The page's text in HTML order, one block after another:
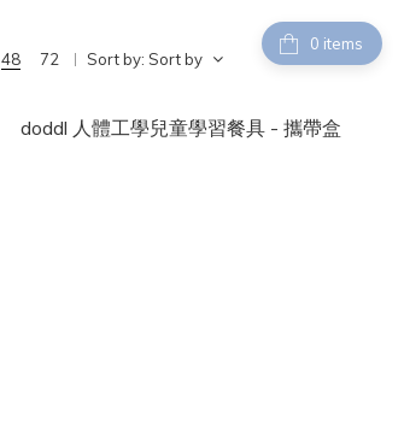
items
48 72 Sort by: Sort by